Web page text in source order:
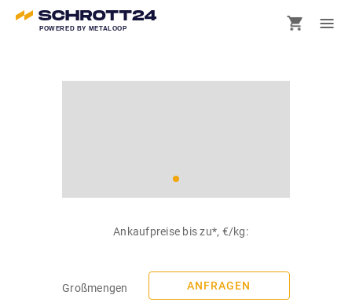
POWERED BY METALOOP
Ankaufpreise bis zu*, €/kg:
Großmengen ANFRAGEN